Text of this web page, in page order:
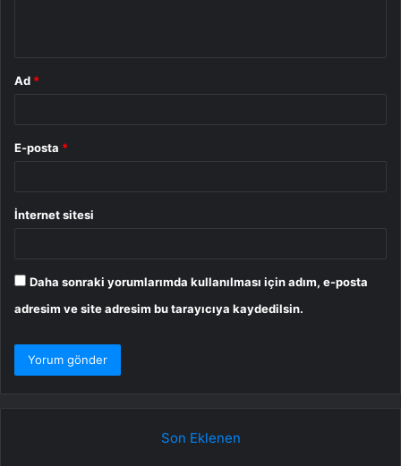
Ad *
E-posta *
İnternet sitesi
Daha sonraki yorumlarımda kullanılması için adım, e-posta
adresim ve site adresim bu tarayıcıya kaydedilsin.
Son Eklenen